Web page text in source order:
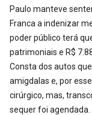
Paulo manteve
Franca a indenizar
poder público terá
patrimoniais e R$
Consta dos autos
amigdalas e, por
cirúrgico, mas,
sequer foi